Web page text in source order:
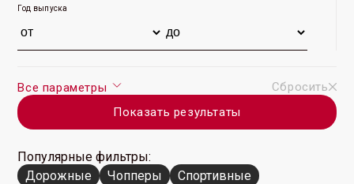
Год выпуска
Все параметры
Сбросить
Показать результаты
Популярные фильтры:
Дорожные
Чопперы
Спортивные